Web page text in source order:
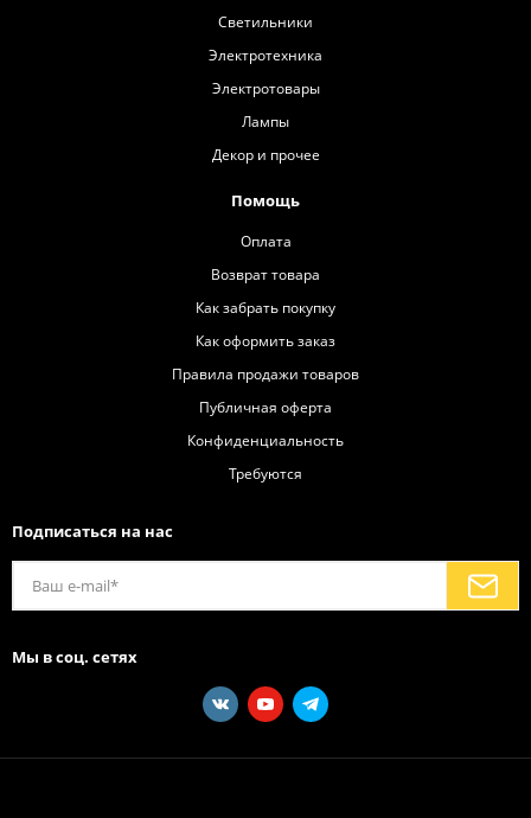
Светильники
Электротехника
Электротовары
Лампы
Декор и прочее
Помощь
Оплата
Возврат товара
Как забрать покупку
Как оформить заказ
Правила продажи товаров
Публичная оферта
Конфиденциальность
Требуются
Подписаться на нас
Мы в соц. сетях